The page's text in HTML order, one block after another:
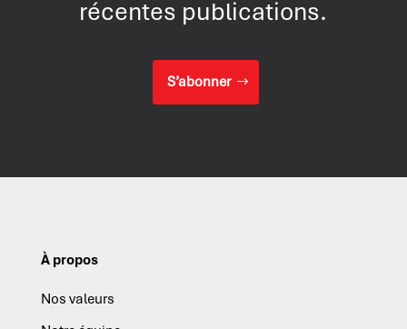
récentes publications.
S’abonner
À propos
Nos valeurs